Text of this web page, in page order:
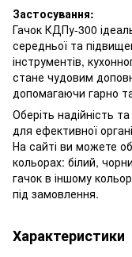
Застосування:
Гачок КДПу-300
середньої та
інструментів,
стане чудовим
допомагаючи гарно
Оберіть надійність
для ефективної
На сайті ви можете
кольорах: білий,
гачок в іншому
під замовлення.
Характеристики